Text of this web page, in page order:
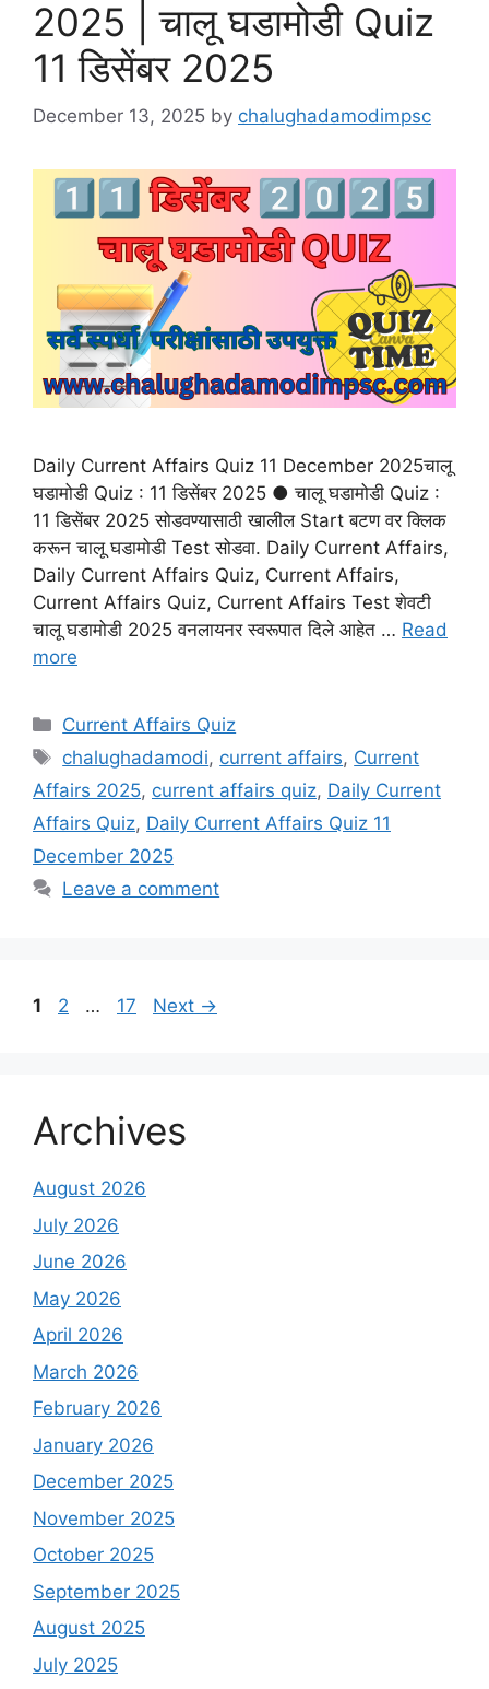
2025 | चालू घडामोडी Quiz
11 डिसेंबर 2025
December 13, 2025 by chalughadamodimpsc
Daily Current Affairs Quiz 11 December 2025चालू
घडामोडी Quiz : 11 डिसेंबर 2025 ● चालू घडामोडी Quiz :
11 डिसेंबर 2025 सोडवण्यासाठी खालील Start बटण वर क्लिक
करून चालू घडामोडी Test सोडवा. Daily Current Affairs,
Daily Current Affairs Quiz, Current Affairs,
Current Affairs Quiz, Current Affairs Test शेवटी
चालू घडामोडी 2025 वनलायनर स्वरूपात दिले आहेत … Read
more
Categories
Current Affairs Quiz
Tags
chalughadamodi, current affairs, Current
Affairs 2025, current affairs quiz, Daily Current
Affairs Quiz, Daily Current Affairs Quiz 11
December 2025
Leave a comment
Page
1 Page
2 … Page
17 Next →
Archives
August 2026
July 2026
June 2026
May 2026
April 2026
March 2026
February 2026
January 2026
December 2025
November 2025
October 2025
September 2025
August 2025
July 2025